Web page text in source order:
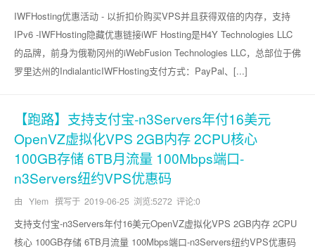
IWFHosting优惠活动 - 以折扣价购买VPS并且获得双倍的内存，支持
IPv6 -IWFHosting隐藏优惠链接iWF Hosting是H4Y Technologies LLC
的品牌，前身为俄勒冈州的iWebFusion Technologies LLC，总部位于佛
罗里达州的IndialanticIWFHosting支付方式：PayPal、[...]
【跑路】支持支付宝-n3Servers年付16美元
OpenVZ虚拟化VPS 2GB内存 2CPU核心
100GB存储 6TB月流量 100Mbps端口-
n3Servers纽约VPS优惠码
由 YIem 撰写于 2019-06-25 浏览:5272 评论:0
支持支付宝-n3Servers年付16美元OpenVZ虚拟化VPS 2GB内存 2CPU
核心 100GB存储 6TB月流量 100Mbps端口-n3Servers纽约VPS优惠码